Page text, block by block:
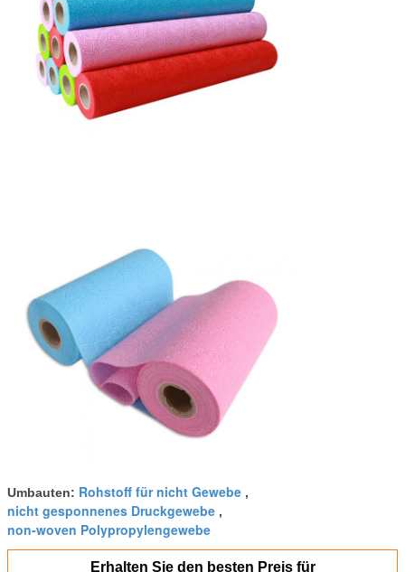
Umbauten: Rohstoff für nicht Gewebe ,
nicht gesponnenes Druckgewebe ,
non-woven Polypropylengewebe
Erhalten Sie den besten Preis für